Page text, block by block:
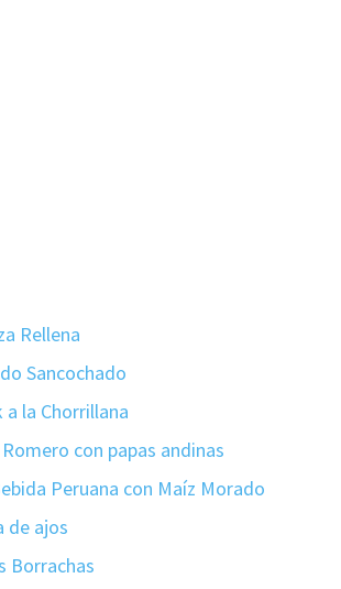
Rellena
Sancochado
la Chorrillana
con papas andinas
Peruana con Maíz Morado
de ajos
Borrachas